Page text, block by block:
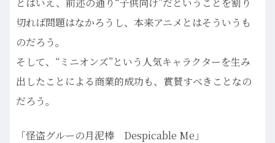
切れば問題はなかろうし、本来アニメとはそういうも
のだろう。
そして、“ミニオンズ”という人気キャラクターを生み
出したことによる商業的成功も、賞賛すべきことなの
だろう。
「怪盗グルーの月泥棒 Despicable Me」